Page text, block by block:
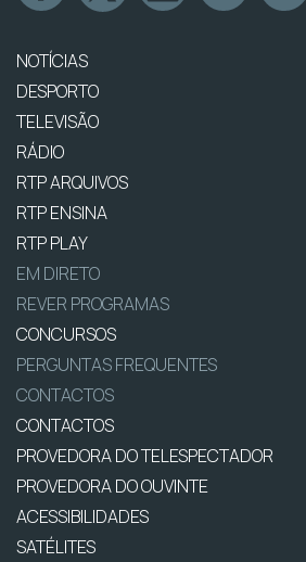
NOTÍCIAS
DESPORTO
TELEVISÃO
RÁDIO
RTP ARQUIVOS
RTP ENSINA
RTP PLAY
EM DIRETO
REVER PROGRAMAS
CONCURSOS
PERGUNTAS FREQUENTES
CONTACTOS
CONTACTOS
PROVEDORA DO TELESPECTADOR
PROVEDORA DO OUVINTE
ACESSIBILIDADES
SATÉLITES